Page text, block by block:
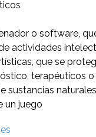
o software,
actividades
que se
terapéuticos o
sustancias naturales
un juego